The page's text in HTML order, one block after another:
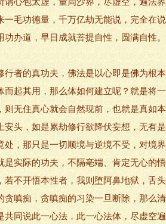
一毛功德量，千万亿劫无能说，完全在
办道，早日成就菩提自性，圆满自性。
行者的真功夫，佛法是以心即是佛为根
而起其用，那么体如何建立呢？就是将
则无住真心就会自然现前，也就是真如
安头，如是累劫修行欲降伏妄想，无有
处，那只是一切顺境与逆境不受，对境
是实际的功夫，不隔亳端、肯定无心的
若不开悟本性者，我则堕阿鼻地狱，舌
贪嗔痴，贪嗔痴的习染一旦断除，那么
共同说此一心法，此一心法体，尽虚空